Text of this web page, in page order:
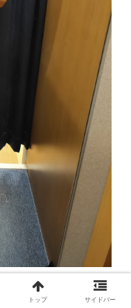
トップ サイドバー